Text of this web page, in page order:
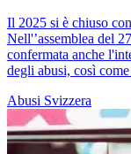
Il 2025 si è chiuso
Nell'’assemblea del
confermata anche
degli abusi, così
Abusi Svizzera